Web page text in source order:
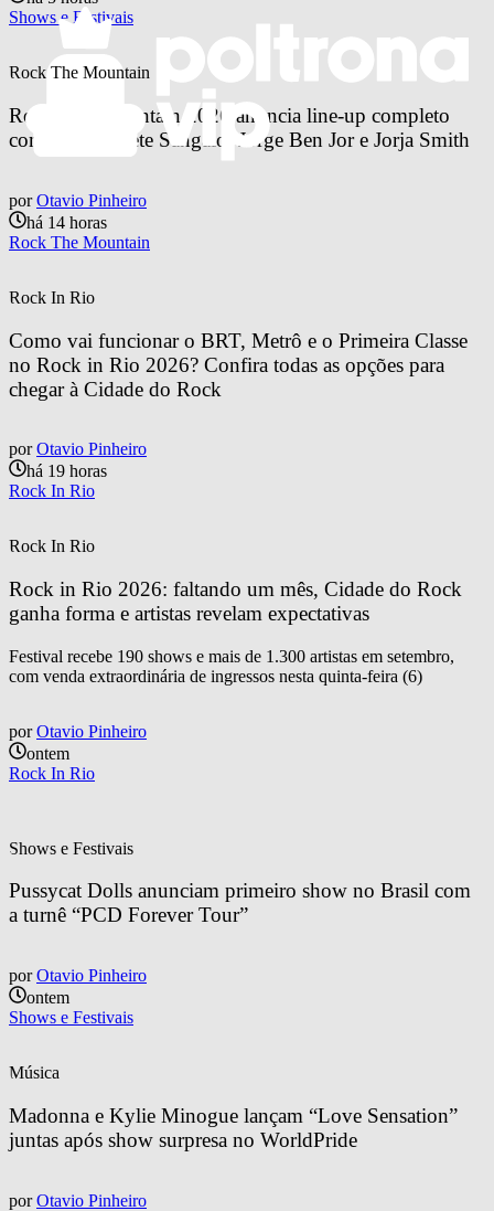
Shows e Festivais
Rock The Mountain
Rock The Mountain 2026 anuncia line-up completo
com Anitta, Ivete Sangalo, Jorge Ben Jor e Jorja Smith
por Otavio Pinheiro
há 14 horas
Rock The Mountain
Rock In Rio
Como vai funcionar o BRT, Metrô e o Primeira Classe
no Rock in Rio 2026? Confira todas as opções para
chegar à Cidade do Rock
por Otavio Pinheiro
há 19 horas
Rock In Rio
Rock In Rio
Rock in Rio 2026: faltando um mês, Cidade do Rock
ganha forma e artistas revelam expectativas
Festival recebe 190 shows e mais de 1.300 artistas em setembro,
com venda extraordinária de ingressos nesta quinta-feira (6)
por Otavio Pinheiro
ontem
Rock In Rio
Shows e Festivais
Pussycat Dolls anunciam primeiro show no Brasil com
a turnê “PCD Forever Tour”
por Otavio Pinheiro
ontem
Shows e Festivais
Música
Madonna e Kylie Minogue lançam “Love Sensation”
juntas após show surpresa no WorldPride
por Otavio Pinheiro